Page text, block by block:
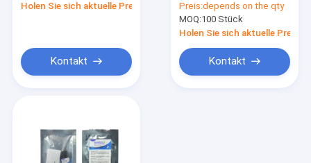
Zahnklebstoffe für
mit ISO
Holen Sie sich aktuelle Preis
Kontakt
zahnärztlichen
Klebstoffen für
direkte und indirekte
Restaurierungen
Preis:depends on the qty
MOQ:100 Stück
Holen Sie sich aktuelle Preis
Kontakt